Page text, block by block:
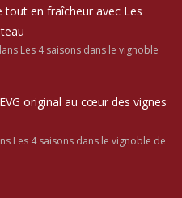
tout en fraîcheur avec Les
Les 4 saisons dans le vignoble
original au cœur des vignes
Les 4 saisons dans le vignoble de